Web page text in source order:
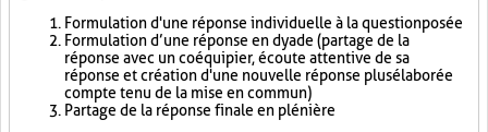
Formulation d'une réponse individuelle à la question posée
Formulation d’une réponse en dyade (partage de la
réponse avec un coéquipier, écoute attentive de sa
réponse et création d'une nouvelle réponse plus élaborée
compte tenu de la mise en commun)
Partage de la réponse finale en plénière